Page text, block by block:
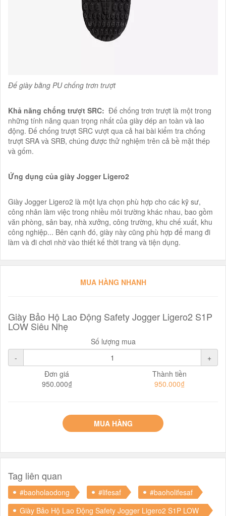
Đế giày bằng PU chống trơn trượt
Khả năng chống trượt SRC: Đế chống trơn trượt là một trong
những tính năng quan trọng nhất của giày dép an toàn và lao
động. Đế chống trượt SRC vượt qua cả hai bài kiểm tra chống
trượt SRA và SRB, chúng được thử nghiệm trên cả bề mặt thép
và gốm.
Ứng dụng của giày Jogger Ligero2
Giày Jogger Ligero2 là một lựa chọn phù hợp cho các kỹ sư,
công nhân làm việc trong nhiều môi trường khác nhau, bao gồm
văn phòng, sân bay, nhà xưởng, công trường, khu chế xuất, khu
công nghiệp... Bên cạnh đó, giày này cũng phù hợp để mang đi
làm và đi chơi nhờ vào thiết kế thời trang và tiện dụng.
MUA HÀNG NHANH
Giày Bảo Hộ Lao Động Safety Jogger Ligero2 S1P
LOW Siêu Nhẹ
Số lượng mua
-
+
Đơn giá
950.000₫
Thành tiền
950.000₫
MUA HÀNG
Tag liên quan
#baoholaodong #lifesaf
#baoholifesaf
Giày Bảo Hộ Lao Động Safety Jogger Ligero2 S1P LOW